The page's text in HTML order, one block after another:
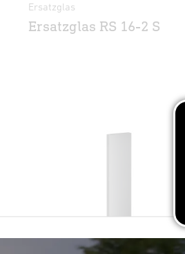
Ersatzglas
Ersatzglas RS 16-2 S